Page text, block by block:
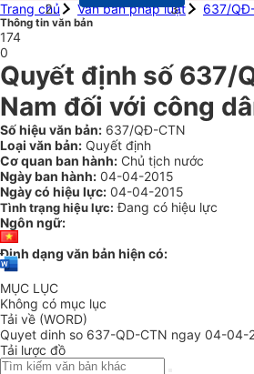
Trang chủ
Văn bản pháp luật 637/
Thông tin văn bản
174
0
Quyết định số 637/
Nam đối với công
Số hiệu văn bản: 637/QĐ-CTN
Loại văn bản: Quyết định
Cơ quan ban hành: Chủ tịch nước
Ngày ban hành: 04-04-2015
Ngày có hiệu lực: 04-04-2015
Tình trạng hiệu lực: Đang có hiệu lực
Ngôn ngữ:
Định dạng văn bản hiện có:
MỤC LỤC
Không có mục lục
Tải về (WORD)
Quyet dinh so 637-QD-CTN ngay 04-04-
Tải lược đồ